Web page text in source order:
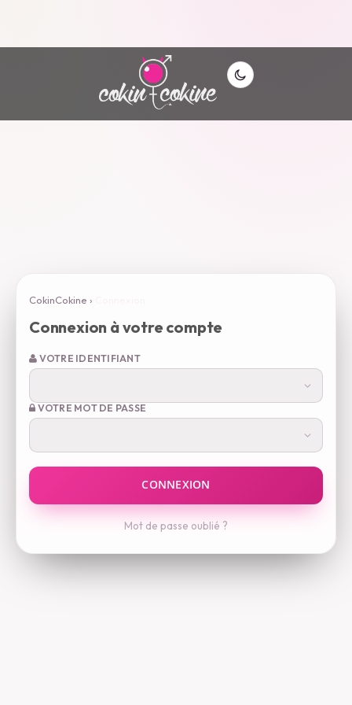
CokinCokine ›
Connexion à votre compte
VOTRE IDENTIFIANT
VOTRE MOT DE PASSE
Mot de passe oublié ?